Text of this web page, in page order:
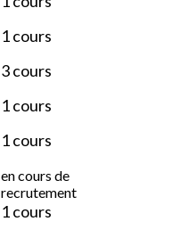
1 cours
3 cours
1 cours
1 cours
en cours de
recrutement
1 cours